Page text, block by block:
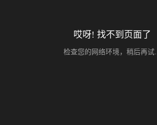
哎呀! 找不到页面了
检查您的网络环境，稍后再试...